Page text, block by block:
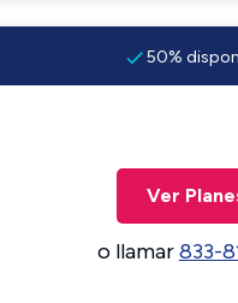
50%
Ver
o llamar833-